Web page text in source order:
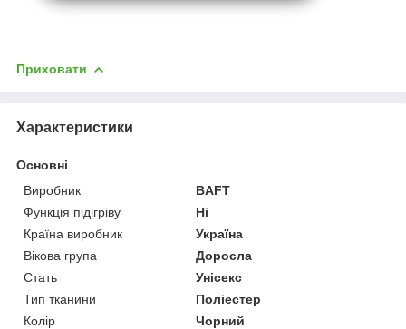
Приховати
Характеристики
Основні
Виробник
BAFT
Функція підігріву
Ні
Країна виробник
Україна
Вікова група
Доросла
Стать
Унісекс
Тип тканини
Поліестер
Колір
Чорний